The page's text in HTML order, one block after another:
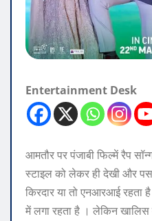
Entertainment Desk
आमतौर पर पंजाबी फिल्में रैप
स्टाइल को लेकर ही देखी और
किरदार या तो एनआरआई
में लगा रहता है । लेकिन खालिस